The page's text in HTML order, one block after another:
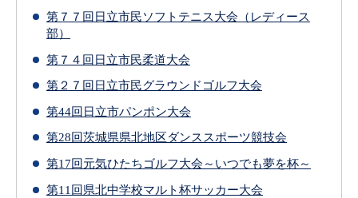
第７７回日立市民ソフトテニス大会（レディース
部）
第７４回日立市民柔道大会
第２７回日立市民グラウンドゴルフ大会
第44回日立市パンポン大会
第28回茨城県県北地区ダンススポーツ競技会
第17回元気ひたちゴルフ大会～いつでも夢を杯～
第11回県北中学校マルト杯サッカー大会